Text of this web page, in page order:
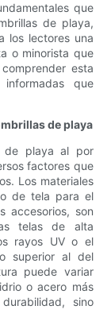
que
de playa,
los lectores una
o minorista que
esta
que
de playa
de playa al por
factores que
Los materiales
de tela para el
accesorios, son
telas de alta
rayos UV o el
superior al del
puede variar
o acero más
sino